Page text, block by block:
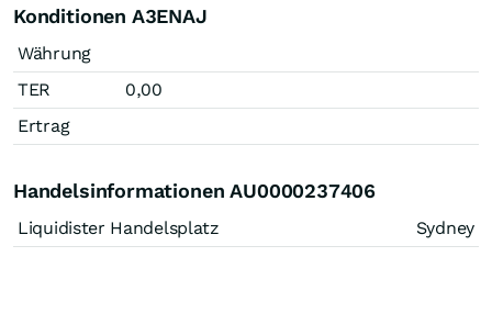
Konditionen A3ENAJ
Währung
TER
0,00
Ertrag
Handelsinformationen AU0000237406
Liquidister Handelsplatz Sydney